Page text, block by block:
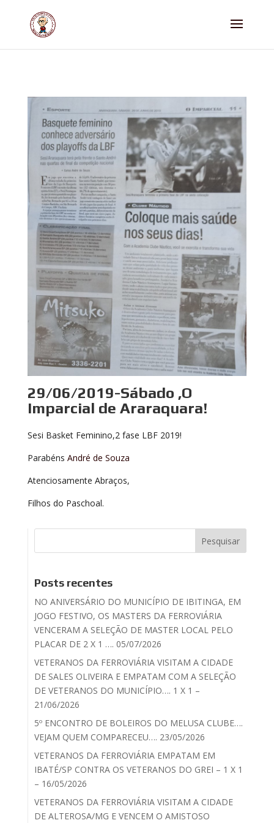
29/06/2019-Sábado ,O
Imparcial de Araraquara!
Sesi Basket Feminino,2 fase LBF 2019!
Parabéns André de Souza
Atenciosamente Abraços,
Filhos do Paschoal.
Posts recentes
NO ANIVERSÁRIO DO MUNICÍPIO DE IBITINGA, EM
JOGO FESTIVO, OS MASTERS DA FERROVIÁRIA
VENCERAM A SELEÇÃO DE MASTER LOCAL PELO
PLACAR DE 2 X 1 …. 05/07/2026
VETERANOS DA FERROVIÁRIA VISITAM A CIDADE
DE SALES OLIVEIRA E EMPATAM COM A SELEÇÃO
DE VETERANOS DO MUNICÍPIO…. 1 X 1 –
21/06/2026
5º ENCONTRO DE BOLEIROS DO MELUSA CLUBE….
VEJAM QUEM COMPARECEU…. 23/05/2026
VETERANOS DA FERROVIÁRIA EMPATAM EM
IBATÉ/SP CONTRA OS VETERANOS DO GREI – 1 X 1
– 16/05/2026
VETERANOS DA FERROVIÁRIA VISITAM A CIDADE
DE ALTEROSA/MG E VENCEM O AMISTOSO